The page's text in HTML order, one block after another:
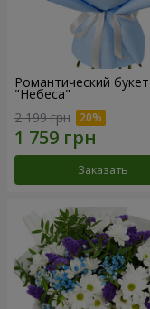
Романтический букет
"Небеса"
2 199 грн
Заказать